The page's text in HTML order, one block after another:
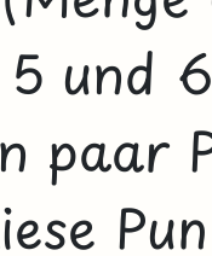
5 und
paar